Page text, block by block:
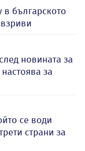
българското
новината за
за
се води
страни за